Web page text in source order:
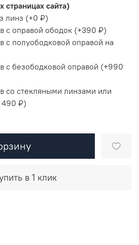
страницах сайта)
линз (+0 ₽)
с оправой ободок (+390 ₽)
с полуободковой оправой на
с безободковой оправой (+990
со стекляными линзами или
490 ₽)
в 1 клик